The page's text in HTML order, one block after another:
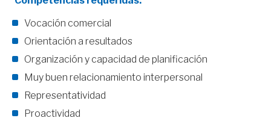
Vocación comercial
Orientación a resultados
Organización y capacidad de planificación
Muy buen relacionamiento interpersonal
Representatividad
Proactividad